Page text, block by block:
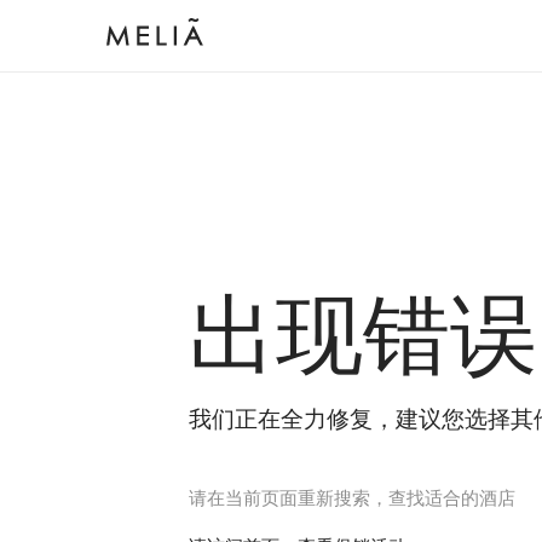
出现错误
我们正在全力修复，建议您选择其
请在当前页面重新搜索，查找适合的酒店